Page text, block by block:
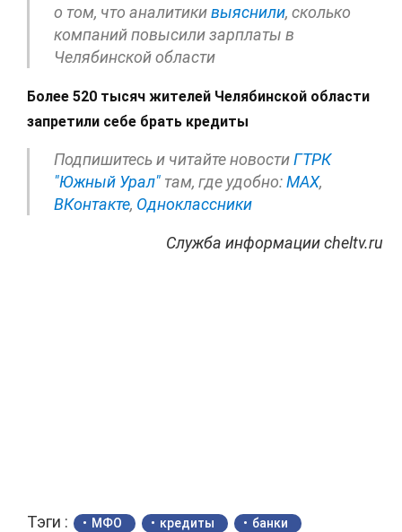
о том, что аналитикивыяснили, сколько
компаний повысили зарплаты в
Челябинской области
Более 520 тысяч жителей Челябинской области
запретили себе брать кредиты
Подпишитесь и читайте новостиГТРК
"Южный Урал" там, где удобно:МАХ,
ВКонтакте, Одноклассники
Служба информации cheltv.ru
Тэги : МФО кредиты
банки